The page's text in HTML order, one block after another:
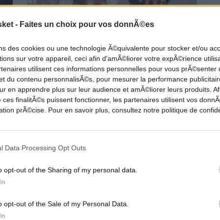
- Faites un choix pour vos donnÃ©es
des cookies ou une technologie Ã©quivalente pour stocker et/ou
sur votre appareil, ceci afin d'amÃ©liorer votre expÃ©rience
utilisent ces informations personnelles pour vous prÃ©senter
du contenu personnalisÃ©s, pour mesurer la performance
en apprendre plus sur leur audience et amÃ©liorer leurs produits.
ces finalitÃ©s puissent fonctionner, les partenaires utilisent vos
prÃ©cise. Pour en savoir plus, consultez notre politique de
Data Processing Opt Outs
opt-out of the Sharing of my personal data.
opt-out of the Sale of my Personal Data.
Bilan complet de la Trade Deadline 2022
La trade deadline est en direct sur Inside Basket, avec un
horaire...